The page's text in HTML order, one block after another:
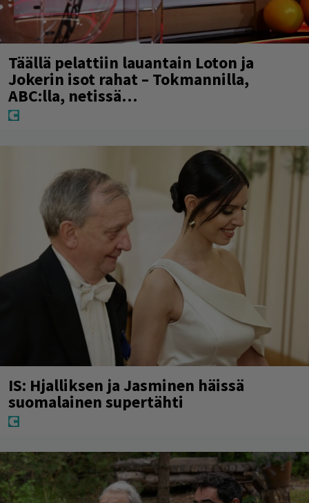
Täällä pelattiin lauantain Loton ja
Jokerin isot rahat – Tokmannilla,
ABC:lla, netissä…
IS: Hjalliksen ja Jasminen häissä
suomalainen supertähti